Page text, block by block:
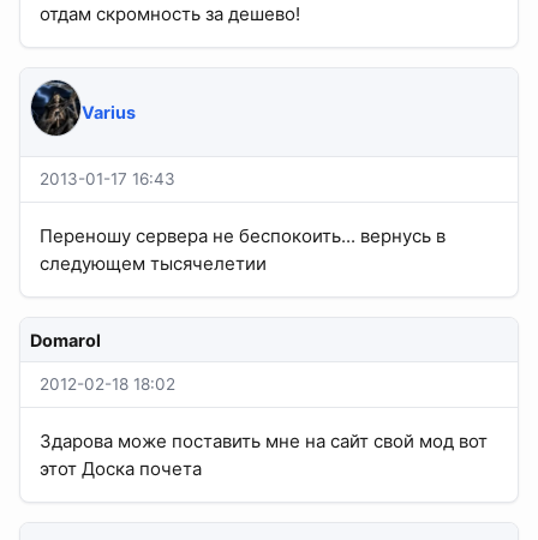
отдам скромность за дешево!
Varius
2013-01-17 16:43
Переношу сервера не беспокоить... вернусь в
следующем тысячелетии
Domarol
2012-02-18 18:02
Здарова може поставить мне на сайт свой мод вот
этот Доска почета